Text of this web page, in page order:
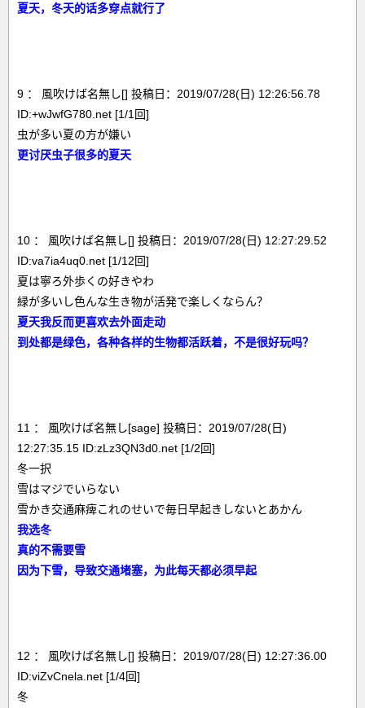
夏天，冬天的话多穿点就行了
9 ： 風吹けば名無し[] 投稿日：2019/07/28(日) 12:26:56.78
ID:+wJwfG780.net [1/1回]
虫が多い夏の方が嫌い
更讨厌虫子很多的夏天
10 ： 風吹けば名無し[] 投稿日：2019/07/28(日) 12:27:29.52
ID:va7ia4uq0.net [1/12回]
夏は寧ろ外歩くの好きやわ
緑が多いし色んな生き物が活発で楽しくならん？
夏天我反而更喜欢去外面走动
到处都是绿色，各种各样的生物都活跃着，不是很好玩吗？
11 ： 風吹けば名無し[sage] 投稿日：2019/07/28(日)
12:27:35.15 ID:zLz3QN3d0.net [1/2回]
冬一択
雪はマジでいらない
雪かき交通麻痺これのせいで毎日早起きしないとあかん
我选冬
真的不需要雪
因为下雪，导致交通堵塞，为此每天都必须早起
12 ： 風吹けば名無し[] 投稿日：2019/07/28(日) 12:27:36.00
ID:viZvCnela.net [1/4回]
冬